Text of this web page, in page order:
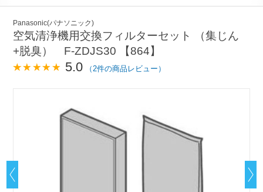
Panasonic(パナソニック)
空気清浄機用交換フィルターセット （集じん
+脱臭） F-ZDJS30 【864】
5.0 （2件の商品レビュー）